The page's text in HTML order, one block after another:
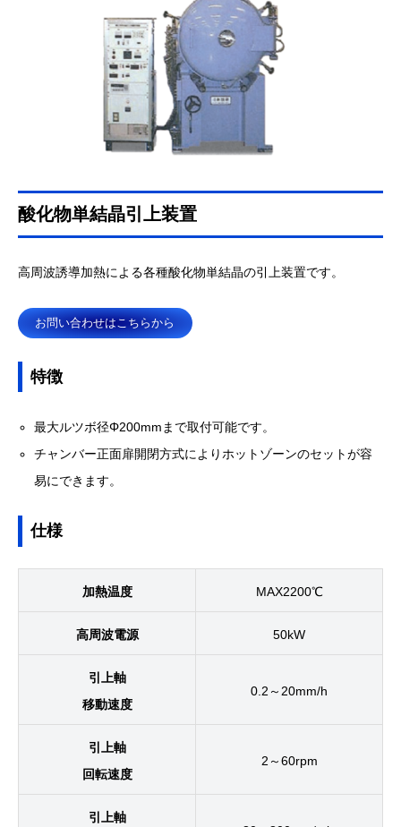
酸化物単結晶引上装置
高周波誘導加熱による各種酸化物単結晶の引上装置です。
お問い合わせはこちらから
特徴
最大ルツボ径Φ200mmまで取付可能です。
チャンバー正面扉開閉方式によりホットゾーンのセットが容
易にできます。
仕様
加熱温度 MAX2200℃
高周波電源 50kW
引上軸
移動速度
0.2～20mm/h
引上軸
回転速度
2～60rpm
引上軸